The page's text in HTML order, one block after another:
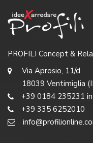
PROFILI Concept &
Via Aprosio, 11/d
18039 Ventimiglia
+39 0184 235231
+39 335 6252010